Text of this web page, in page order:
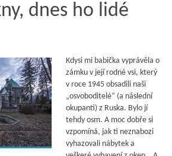
dnes ho lidé
Kdysi mi babička vyprávěla o
zámku v její rodné vsi, který
v roce 1945 obsadili naši
„osvoboditelé“ (a následní
okupanti) z Ruska. Bylo jí
tehdy osm. A moc dobře si
vzpomíná, jak ti neznabozi
vyhazovali nábytek a